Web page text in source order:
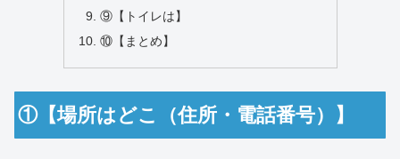
⑨【トイレは】
⑩【まとめ】
①【場所はどこ（住所・電話番号）】